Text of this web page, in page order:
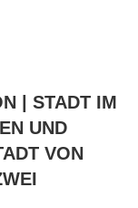
| STADT IM
UND
VON